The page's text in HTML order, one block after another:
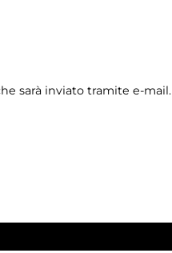
sarà inviato tramite e-mail.